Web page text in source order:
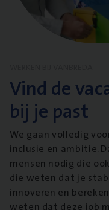
Vind de
bij je past
We gaan volledig
inclusie en ambitie.
mensen nodig die
die weten dat je
innoveren en
weten dat deze job